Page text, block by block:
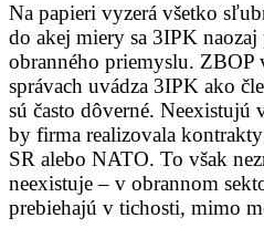
Na papieri vyzerá všetko
do akej miery sa 3IPK
obranného priemyslu.
správach uvádza 3IPK ako
sú často dôverné. Neexistujú
by firma realizovala
SR alebo NATO. To však
neexistuje – v obrannom
prebiehajú v tichosti, mimo